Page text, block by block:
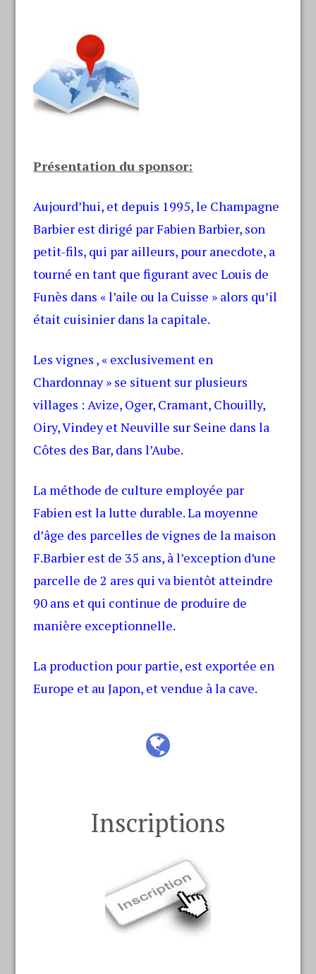
Présentation du sponsor:
Aujourd’hui, et depuis 1995, le Champagne
Barbier est dirigé par Fabien Barbier, son
petit-fils, qui par ailleurs, pour anecdote, a
tourné en tant que figurant avec Louis de
Funès dans « l’aile ou la Cuisse » alors qu’il
était cuisinier dans la capitale.
Les vignes , « exclusivement en
Chardonnay » se situent sur plusieurs
villages : Avize, Oger, Cramant, Chouilly,
Oiry, Vindey et Neuville sur Seine dans la
Côtes des Bar, dans l’Aube.
La méthode de culture employée par
Fabien est la lutte durable. La moyenne
d’âge des parcelles de vignes de la maison
F.Barbier est de 35 ans, à l’exception d’une
parcelle de 2 ares qui va bientôt atteindre
90 ans et qui continue de produire de
manière exceptionnelle.
La production pour partie, est exportée en
Europe et au Japon, et vendue à la cave.
Inscriptions